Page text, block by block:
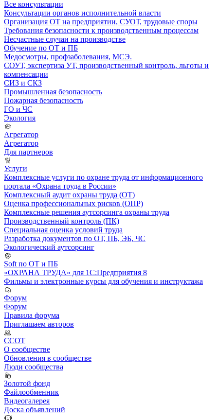
Все консультации
Консультации органов исполнительной власти
Организация ОТ на предприятии, СУОТ, трудовые споры
Требования безопасности к производственным процессам
Несчастные случаи на производстве
Обучение по ОТ и ПБ
Медосмотры, профзаболевания, МСЭ.
СОУТ, экспертиза УТ, производственный контроль, льготы и
компенсации
СИЗ и СКЗ
Промышленная безопасность
Пожарная безопасность
ГО и ЧС
Экология
Агрегатор
Агрегатор
Для партнеров
Услуги
Комплексные услуги по охране труда от информационного
портала «Охрана труда в России»
Комплексный аудит охраны труда (ОТ)
Оценка профессиональных рисков (ОПР)
Комплексные решения аутсорсинга охраны труда
Производственный контроль (ПК)
Специальная оценка условий труда
Разработка документов по ОТ, ПБ, ЭБ, ЧС
Экологический аутсорсинг
Soft по ОТ и ПБ
«ОХРАНА ТРУДА» для 1С:Предприятия 8
Фильмы и электронные курсы для обучения и инструктажа
Форум
Форум
Правила форума
Приглашаем авторов
ССОТ
О сообществе
Обновления в сообществе
Люди сообщества
Золотой фонд
Файлообменник
Видеогалерея
Доска объявлений